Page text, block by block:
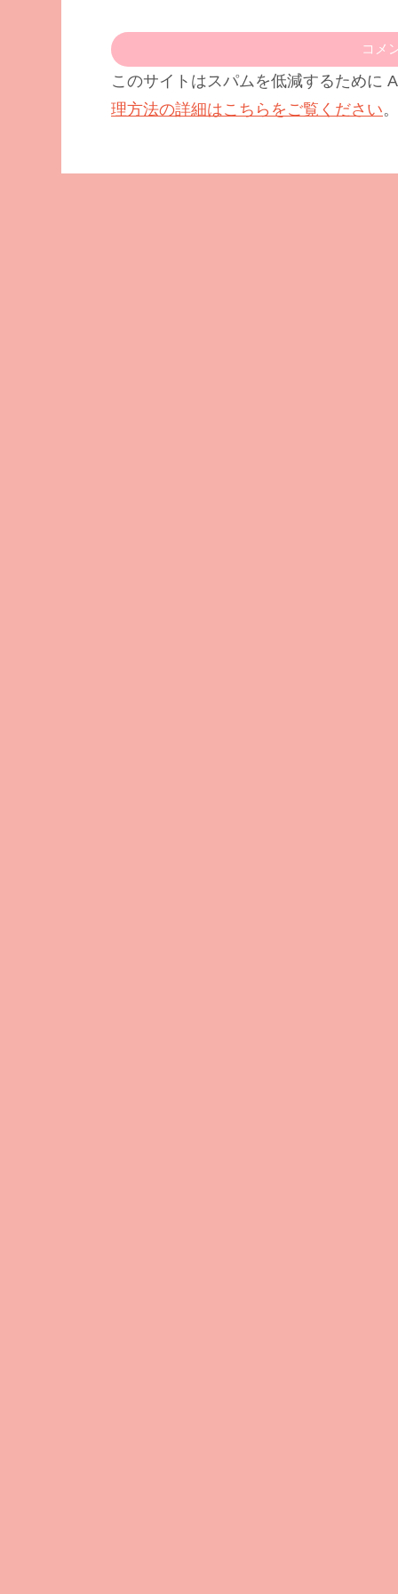
コメ
このサイトはスパムを低減するために
理方法の詳細はこちらをご覧ください。